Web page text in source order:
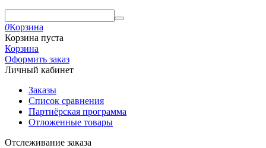
0Корзина
Корзина пуста
Корзина
Оформить заказ
Личный кабинет
Заказы
Список сравнения
Партнёрская программа
Отложенные товары
Отслеживание заказа